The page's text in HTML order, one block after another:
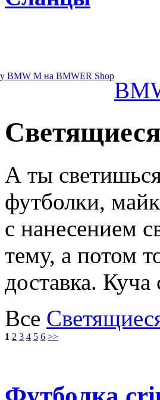
А ты
футболки,
с нанесением
тему, а потом
доставка.
Все
1 2 3 4 5 6 >>